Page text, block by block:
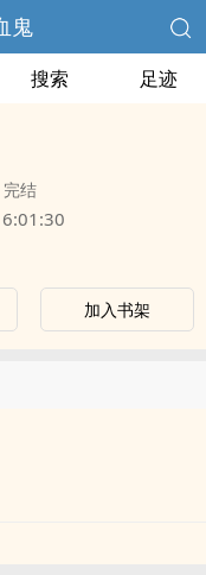
鬼
搜索 足迹
完结
加入书架